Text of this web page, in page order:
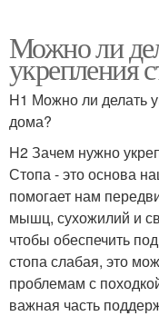
Можно ли
укрепления
H1 Можно ли делать
дома?
H2 Зачем нужно
Стопа - это основа
помогает нам
мышц, сухожилий и
чтобы обеспечить
стопа слабая, это
проблемам с
важная часть